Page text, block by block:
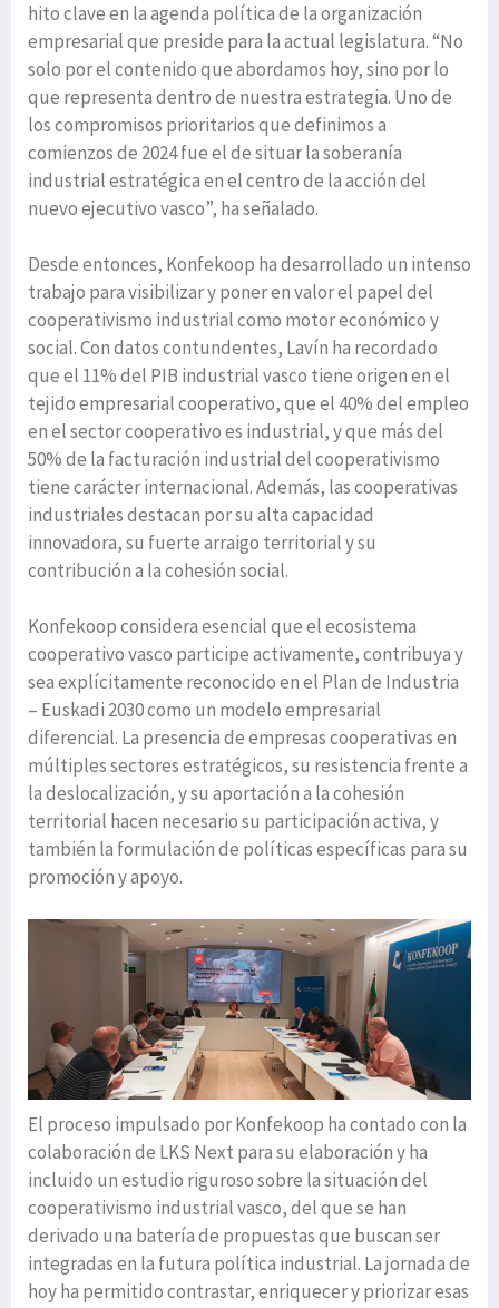
hito clave en la agenda política de la organización
empresarial que preside para la actual legislatura. “No
solo por el contenido que abordamos hoy, sino por lo
que representa dentro de nuestra estrategia. Uno de
los compromisos prioritarios que definimos a
comienzos de 2024 fue el de situar la soberanía
industrial estratégica en el centro de la acción del
nuevo ejecutivo vasco”, ha señalado.
Desde entonces, Konfekoop ha desarrollado un intenso
trabajo para visibilizar y poner en valor el papel del
cooperativismo industrial como motor económico y
social. Con datos contundentes, Lavín ha recordado
que el 11% del PIB industrial vasco tiene origen en el
tejido empresarial cooperativo, que el 40% del empleo
en el sector cooperativo es industrial, y que más del
50% de la facturación industrial del cooperativismo
tiene carácter internacional. Además, las cooperativas
industriales destacan por su alta capacidad
innovadora, su fuerte arraigo territorial y su
contribución a la cohesión social.
Konfekoop considera esencial que el ecosistema
cooperativo vasco participe activamente, contribuya y
sea explícitamente reconocido en el Plan de Industria
– Euskadi 2030 como un modelo empresarial
diferencial. La presencia de empresas cooperativas en
múltiples sectores estratégicos, su resistencia frente a
la deslocalización, y su aportación a la cohesión
territorial hacen necesario su participación activa, y
también la formulación de políticas específicas para su
promoción y apoyo.
El proceso impulsado por Konfekoop ha contado con la
colaboración de LKS Next para su elaboración y ha
incluido un estudio riguroso sobre la situación del
cooperativismo industrial vasco, del que se han
derivado una batería de propuestas que buscan ser
integradas en la futura política industrial. La jornada de
hoy ha permitido contrastar, enriquecer y priorizar esas